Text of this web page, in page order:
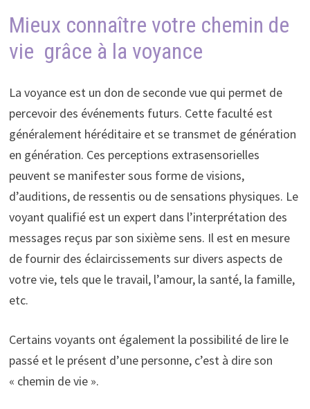
Mieux connaître votre chemin de
vie grâce à la voyance
La voyance est un don de seconde vue qui permet de
percevoir des événements futurs. Cette faculté est
généralement héréditaire et se transmet de génération
en génération. Ces perceptions extrasensorielles
peuvent se manifester sous forme de visions,
d’auditions, de ressentis ou de sensations physiques. Le
voyant qualifié est un expert dans l’interprétation des
messages reçus par son sixième sens. Il est en mesure
de fournir des éclaircissements sur divers aspects de
votre vie, tels que le travail, l’amour, la santé, la famille,
etc.
Certains voyants ont également la possibilité de lire le
passé et le présent d’une personne, c’est à dire son
« chemin de vie ».